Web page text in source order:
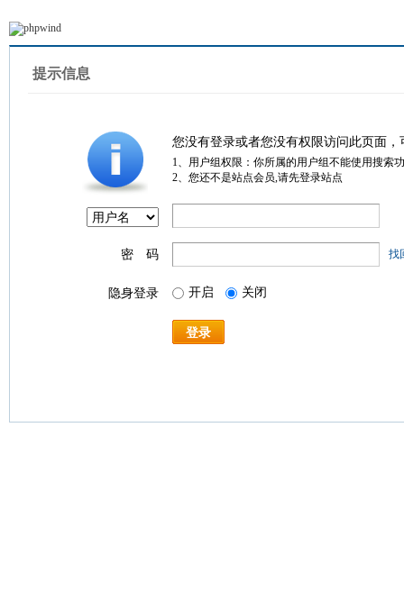
提示信息
您没有登录或者您没有权限访问此页面
1、用户组权限：你所属的用户组不能使用搜索
2、您还不是站点会员,请先登录站点
密 码 找
隐身登录 开启 关闭
登录